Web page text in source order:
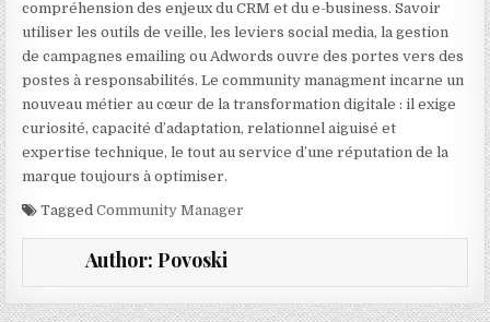
compréhension des enjeux du CRM et du e-business. Savoir
utiliser les outils de veille, les leviers social media, la gestion
de campagnes emailing ou Adwords ouvre des portes vers des
postes à responsabilités. Le community managment incarne un
nouveau métier au cœur de la transformation digitale : il exige
curiosité, capacité d’adaptation, relationnel aiguisé et
expertise technique, le tout au service d’une réputation de la
marque toujours à optimiser.
TaggedCommunity Manager
Author: Povoski